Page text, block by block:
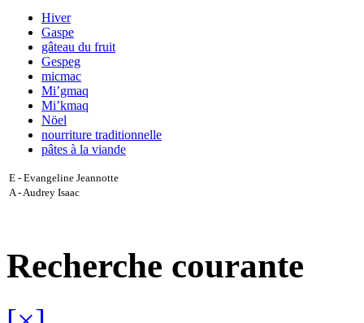
Hiver
Gaspe
gâteau du fruit
Gespeg
micmac
Mi’gmaq
Mi’kmaq
Nöel
nourriture traditionnelle
pâtes à la viande
E - Evangeline Jeannotte
A - Audrey Isaac
Recherche courante